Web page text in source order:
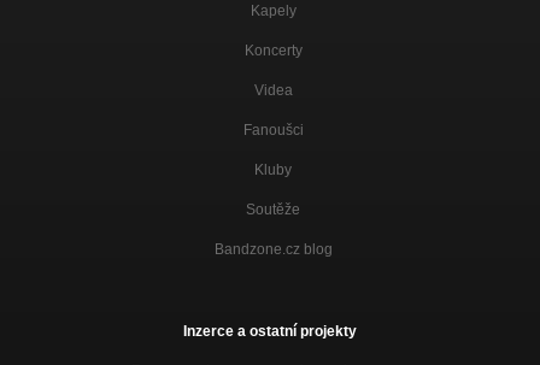
Kapely
Koncerty
Videa
Fanoušci
Kluby
Soutěže
Bandzone.cz blog
Inzerce a ostatní projekty